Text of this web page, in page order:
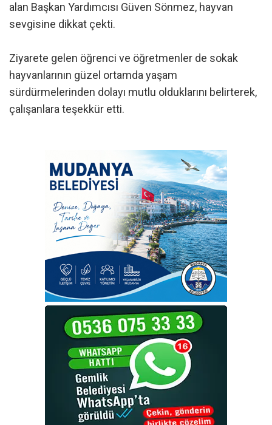
alan Başkan Yardımcısı Güven Sönmez, hayvan
sevgisine dikkat çekti.
Ziyarete gelen öğrenci ve öğretmenler de sokak
hayvanlarının güzel ortamda yaşam
sürdürmelerinden dolayı mutlu olduklarını belirterek,
çalışanlara teşekkür etti.